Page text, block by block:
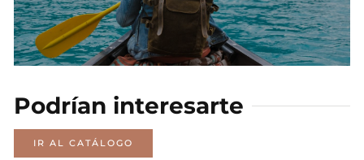
Podrían interesarte
IR AL CATÁLOGO